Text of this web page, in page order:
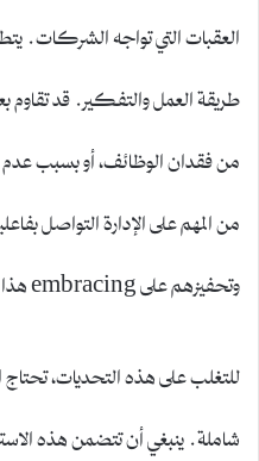
العقبات التي تواجه الشركات.
طريقة العمل والتفكير. قد
من فقدان الوظائف، أو بسبب عدم
من المهم على الإدارة التواصل
وتحفيزهم على embracing هذا التحول كفرصة للنمو والتطور.
للتغلب على هذه التحديات،
شاملة. ينبغي أن تتضمن هذه